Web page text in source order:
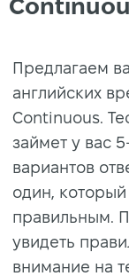
Предлагаем
английских
Continuous.
займет у вас
вариантов
один, который
правильным.
увидеть
внимание на